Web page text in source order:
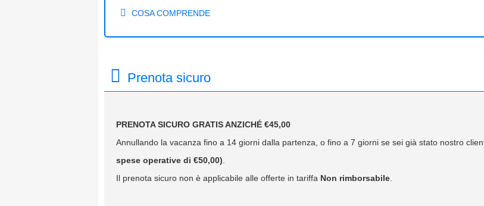
COSA COMPRENDE
Prenota sicuro
PRENOTA SICURO GRATIS ANZICHÉ €45,00
Annullando la vacanza fino a 14 giorni dalla partenza, o fino a 7 giorni se sei già stato nostro
spese operative di €50,00)
Il prenota sicuro non è applicabile alle offerte in tariffa Non rimborsabile